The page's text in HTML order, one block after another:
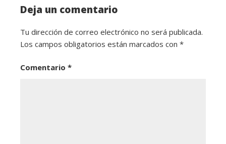
Deja un comentario
Tu dirección de correo electrónico no será publicada.
Los campos obligatorios están marcados con *
Comentario *